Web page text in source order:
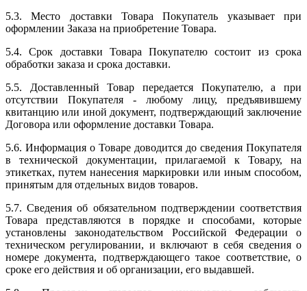
5.3. Место доставки Товара Покупатель указывает при
оформлении Заказа на приобретение Товара.
5.4. Срок доставки Товара Покупателю состоит из срока
обработки заказа и срока доставки.
5.5. Доставленный Товар передается Покупателю, а при
отсутствии Покупателя - любому лицу, предъявившему
квитанцию или иной документ, подтверждающий заключение
Договора или оформление доставки Товара.
5.6. Информация о Товаре доводится до сведения Покупателя
в технической документации, прилагаемой к Товару, на
этикетках, путем нанесения маркировки или иным способом,
принятым для отдельных видов товаров.
5.7. Сведения об обязательном подтверждении соответствия
Товара представляются в порядке и способами, которые
установлены законодательством Российской Федерации о
техническом регулировании, и включают в себя сведения о
номере документа, подтверждающего такое соответствие, о
сроке его действия и об организации, его выдавшей.